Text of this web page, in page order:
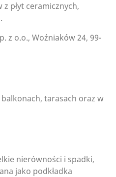
płyt ceramicznych,
z o.o., Woźniaków 24, 99-
tarasach oraz w
nierówności i spadki,
jako podkładka